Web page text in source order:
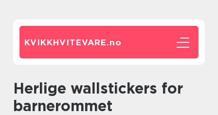
KVIKKHVITEVARE.no
Herlige wallstickers for
barnerommet